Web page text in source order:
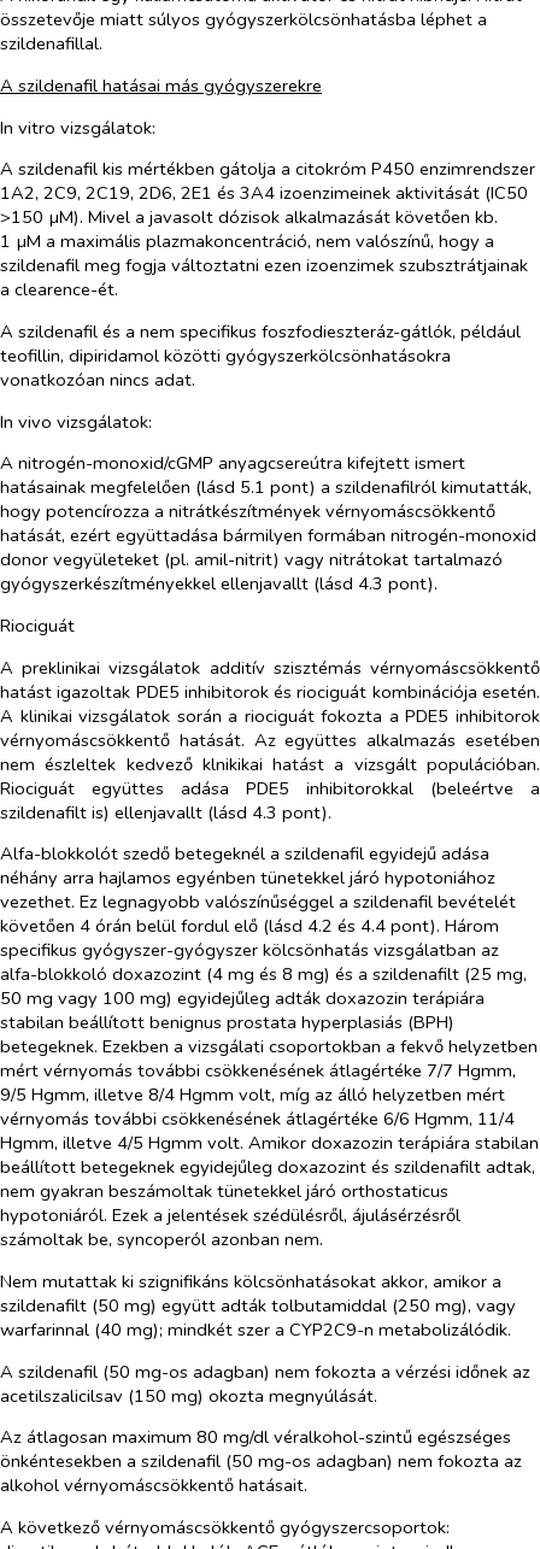
összetevője miatt súlyos gyógyszerkölcsönhatásba léphet a
szildenafillal.
A szildenafil hatásai más gyógyszerekre
In vitro vizsgálatok:
A szildenafil kis mértékben gátolja a citokróm P450 enzimrendszer
1A2, 2C9, 2C19, 2D6, 2E1 és 3A4 izoenzimeinek aktivitását (IC50
>150 µM). Mivel a javasolt dózisok alkalmazását követően kb.
1 µM a maximális plazmakoncentráció, nem valószínű, hogy a
szildenafil meg fogja változtatni ezen izoenzimek szubsztrátjainak
a clearence-ét.
A szildenafil és a nem specifikus foszfodieszteráz-gátlók, például
teofillin, dipiridamol közötti gyógyszerkölcsönhatásokra
vonatkozóan nincs adat.
In vivo vizsgálatok:
A nitrogén-monoxid/cGMP anyagcsereútra kifejtett ismert
hatásainak megfelelően (lásd 5.1 pont) a szildenafilról kimutatták,
hogy potencírozza a nitrátkészítmények vérnyomáscsökkentő
hatását, ezért együttadása bármilyen formában nitrogén-monoxid
donor vegyületeket (pl. amil-nitrit) vagy nitrátokat tartalmazó
gyógyszerkészítményekkel ellenjavallt (lásd 4.3 pont).
Riociguát
A preklinikai vizsgálatok additív szisztémás vérnyomáscsökkentő
hatást igazoltak PDE5 inhibitorok és riociguát kombinációja esetén.
A klinikai vizsgálatok során a riociguát fokozta a PDE5 inhibitorok
vérnyomáscsökkentő hatását. Az együttes alkalmazás esetében
nem észleltek kedvező klnikikai hatást a vizsgált populációban.
Riociguát együttes adása PDE5 inhibitorokkal (beleértve a
szildenafilt is) ellenjavallt (lásd 4.3 pont).
Alfa-blokkolót szedő betegeknél a szildenafil egyidejű adása
néhány arra hajlamos egyénben tünetekkel járó hypotoniához
vezethet. Ez legnagyobb valószínűséggel a szildenafil bevételét
követően 4 órán belül fordul elő (lásd 4.2 és 4.4 pont). Három
specifikus gyógyszer-gyógyszer kölcsönhatás vizsgálatban az
alfa-blokkoló doxazozint (4 mg és 8 mg) és a szildenafilt (25 mg,
50 mg vagy 100 mg) egyidejűleg adták doxazozin terápiára
stabilan beállított benignus prostata hyperplasiás (BPH)
betegeknek. Ezekben a vizsgálati csoportokban a fekvő helyzetben
mért vérnyomás további csökkenésének átlagértéke 7/7 Hgmm,
9/5 Hgmm, illetve 8/4 Hgmm volt, míg az álló helyzetben mért
vérnyomás további csökkenésének átlagértéke 6/6 Hgmm, 11/4
Hgmm, illetve 4/5 Hgmm volt. Amikor doxazozin terápiára stabilan
beállított betegeknek egyidejűleg doxazozint és szildenafilt adtak,
nem gyakran beszámoltak tünetekkel járó orthostaticus
hypotoniáról. Ezek a jelentések szédülésről, ájulásérzésről
számoltak be, syncoperól azonban nem.
Nem mutattak ki szignifikáns kölcsönhatásokat akkor, amikor a
szildenafilt (50 mg) együtt adták tolbutamiddal (250 mg), vagy
warfarinnal (40 mg); mindkét szer a CYP2C9-n metabolizálódik.
A szildenafil (50 mg-os adagban) nem fokozta a vérzési időnek az
acetilszalicilsav (150 mg) okozta megnyúlását.
Az átlagosan maximum 80 mg/dl véralkohol-szintű egészséges
önkéntesekben a szildenafil (50 mg-os adagban) nem fokozta az
alkohol vérnyomáscsökkentő hatásait.
A következő vérnyomáscsökkentő gyógyszercsoportok: